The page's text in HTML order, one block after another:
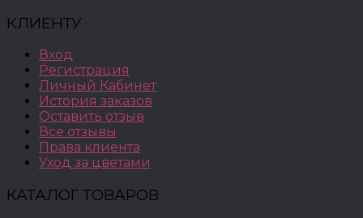
КЛИЕНТУ
Вход
Регистрация
Личный Кабинет
История заказов
Оставить отзыв
Все отзывы
Права клиента
Уход за цветами
КАТАЛОГ ТОВАРОВ